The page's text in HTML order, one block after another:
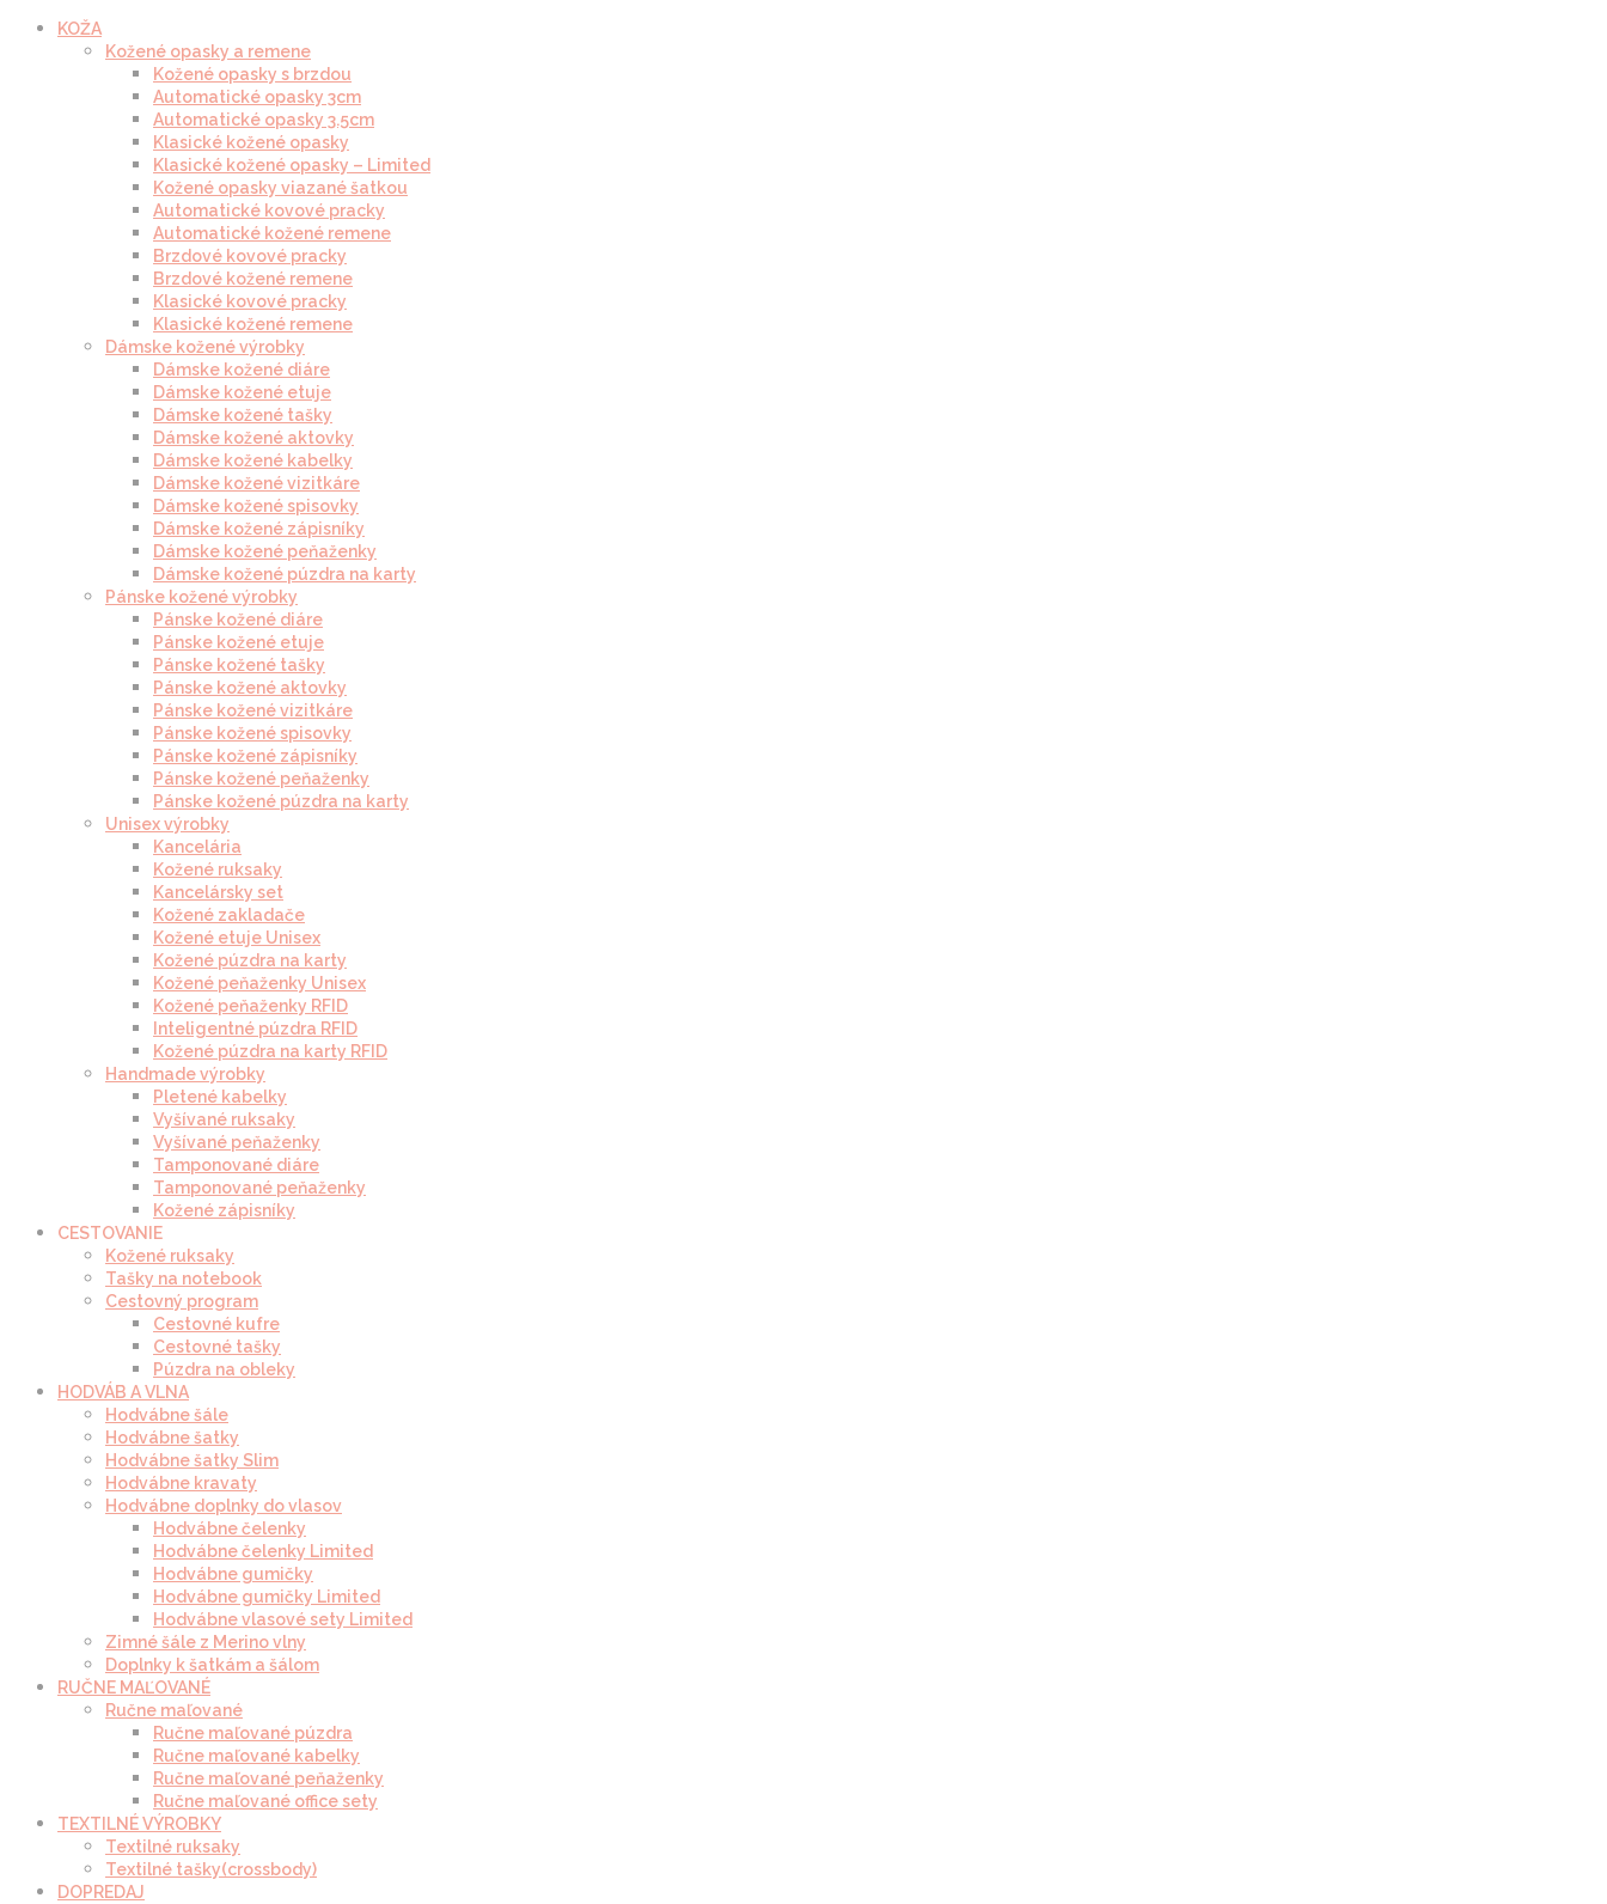
KOŽA
Kožené opasky a remene
Kožené opasky s brzdou
Automatické opasky 3cm
Automatické opasky 3.5cm
Klasické kožené opasky
Klasické kožené opasky – Limited
Kožené opasky viazané šatkou
Automatické kovové pracky
Automatické kožené remene
Brzdové kovové pracky
Brzdové kožené remene
Klasické kovové pracky
Klasické kožené remene
Dámske kožené výrobky
Dámske kožené diáre
Dámske kožené etuje
Dámske kožené tašky
Dámske kožené aktovky
Dámske kožené kabelky
Dámske kožené vizitkáre
Dámske kožené spisovky
Dámske kožené zápisníky
Dámske kožené peňaženky
Dámske kožené púzdra na karty
Pánske kožené výrobky
Pánske kožené diáre
Pánske kožené etuje
Pánske kožené tašky
Pánske kožené aktovky
Pánske kožené vizitkáre
Pánske kožené spisovky
Pánske kožené zápisníky
Pánske kožené peňaženky
Pánske kožené púzdra na karty
Unisex výrobky
Kancelária
Kožené ruksaky
Kancelársky set
Kožené zakladače
Kožené etuje Unisex
Kožené púzdra na karty
Kožené peňaženky Unisex
Kožené peňaženky RFID
Inteligentné púzdra RFID
Kožené púzdra na karty RFID
Handmade výrobky
Pletené kabelky
Vyšívané ruksaky
Vyšívané peňaženky
Tamponované diáre
Tamponované peňaženky
Kožené zápisníky
CESTOVANIE
Kožené ruksaky
Tašky na notebook
Cestovný program
Cestovné kufre
Cestovné tašky
Púzdra na obleky
HODVÁB A VLNA
Hodvábne šále
Hodvábne šatky
Hodvábne šatky Slim
Hodvábne kravaty
Hodvábne doplnky do vlasov
Hodvábne čelenky
Hodvábne čelenky Limited
Hodvábne gumičky
Hodvábne gumičky Limited
Hodvábne vlasové sety Limited
Zimné šále z Merino vlny
Doplnky k šatkám a šálom
RUČNE MAĽOVANÉ
Ručne maľované
Ručne maľované púzdra
Ručne maľované kabelky
Ručne maľované peňaženky
Ručne maľované office sety
TEXTILNÉ VÝROBKY
Textilné ruksaky
Textilné tašky(crossbody)
DOPREDAJ